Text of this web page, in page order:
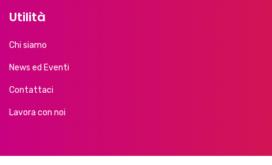
Utilità
Chi siamo
News ed Eventi
Contattaci
Lavora con noi